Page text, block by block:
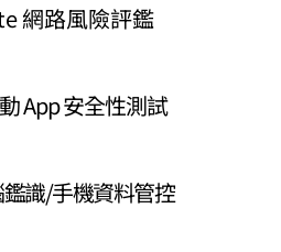
網路風險評鑑
App 安全性測試
鑑識/手機資料管控